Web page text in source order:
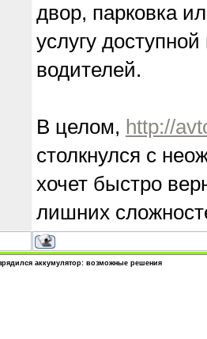
двор, парковка
услугу
водителей.
В целом, http://
столкнулся с
хочет быстро
лишних
аккумулятор: возможные решения